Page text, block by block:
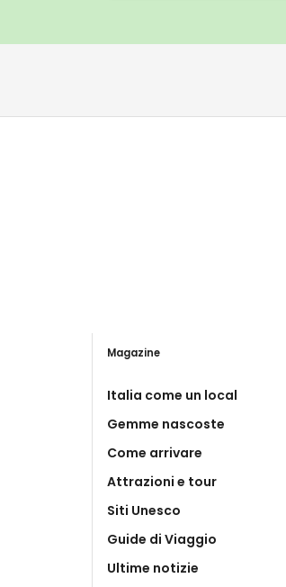
Magazine
Italia come un local
Gemme nascoste
Come arrivare
Attrazioni e tour
Siti Unesco
Guide di Viaggio
Ultime notizie